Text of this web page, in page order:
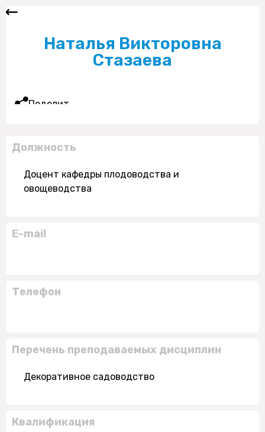
Наталья Викторовна
Стазаева
Поделиться
Должность
Доцент кафедры плодоводства и
овощеводства
E-mail
Телефон
Перечень преподаваемых дисциплин
Декоративное садоводство
Квалификация